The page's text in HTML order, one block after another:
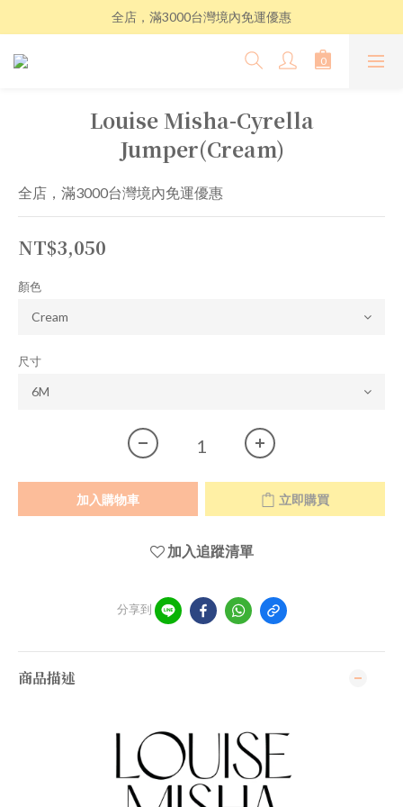
全店，滿3000台灣境內免運優惠
Louise Misha-Cyrella
Jumper(Cream)
全店，滿3000台灣境內免運優惠
NT$3,050
顏色
尺寸
加入購物車 立即購買
加入追蹤清單
分享到
商品描述